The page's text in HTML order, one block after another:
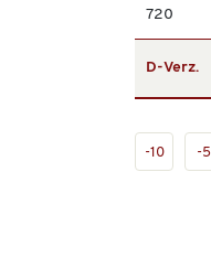
720
D-Verz.
-10 -5